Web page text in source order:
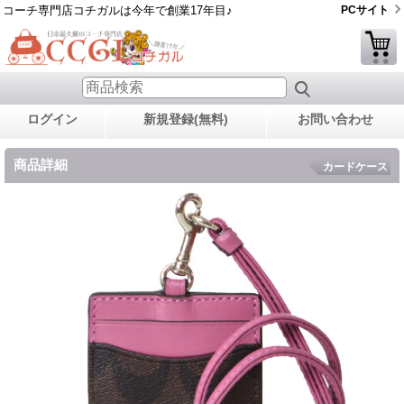
コーチ専門店コチガルは今年で創業17年目♪ PCサイト
ログイン 新規登録(無料) お問い合わせ
商品詳細 カードケース